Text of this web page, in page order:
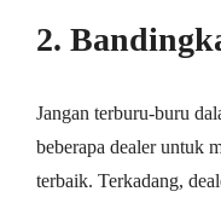
2.
Jangan terburu-buru
beberapa dealer untuk
terbaik. Terkadang,